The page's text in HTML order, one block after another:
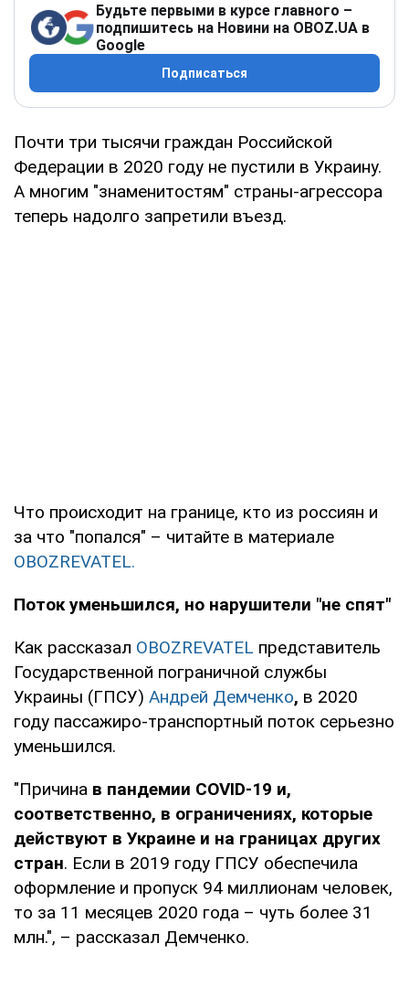
Будьте первыми в курсе главного –
подпишитесь на Новини на OBOZ.UA в
Google
Подписаться
Почти три тысячи граждан Российской
Федерации в 2020 году не пустили в Украину.
А многим "знаменитостям" страны-агрессора
теперь надолго запретили въезд.
Что происходит на границе, кто из россиян и
за что "попался" – читайте в материале
OBOZREVATEL.
Поток уменьшился, но нарушители "не спят"
Как рассказал OBOZREVATEL представитель
Государственной пограничной службы
Украины (ГПСУ) Андрей Демченко, в 2020
году пассажиро-транспортный поток серьезно
уменьшился.
"Причина в пандемии COVID-19 и,
соответственно, в ограничениях, которые
действуют в Украине и на границах других
стран. Если в 2019 году ГПСУ обеспечила
оформление и пропуск 94 миллионам человек,
то за 11 месяцев 2020 года – чуть более 31
млн.", – рассказал Демченко.